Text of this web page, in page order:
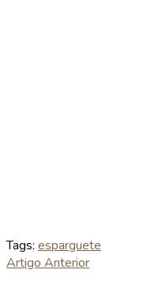
Tags: esparguete
Artigo Anterior